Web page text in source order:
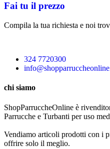
Fai tu il prezzo
Compila la tua richiesta e noi
324 7720300
chi siamo
ShopParruccheOnline è
Parrucche e Turbanti per uso
Vendiamo articoli prodotti con i
offrire solo il meglio.